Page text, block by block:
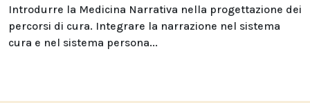
Introdurre la Medicina Narrativa nella progettazione dei
percorsi di cura. Integrare la narrazione nel sistema
cura e nel sistema persona...